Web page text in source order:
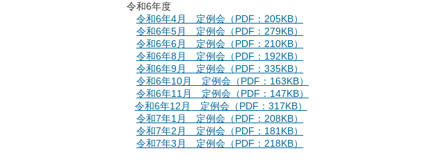
令和6年度
令和6年4月 定例会（PDF：205KB）
令和6年5月 定例会（PDF：279KB）
令和6年6月 定例会（PDF：210KB）
令和6年8月 定例会（PDF：192KB）
令和6年9月 定例会（PDF：335KB）
令和6年10月 定例会（PDF：163KB）
令和6年11月 定例会（PDF：147KB）
令和6年12月 定例会（PDF：317KB）
令和7年1月 定例会（PDF：208KB）
令和7年2月 定例会（PDF：181KB）
令和7年3月 定例会（PDF：218KB）